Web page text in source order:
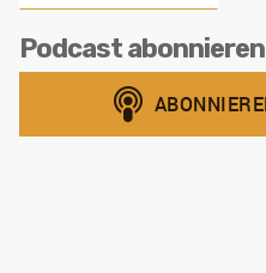
Podcast abonnieren